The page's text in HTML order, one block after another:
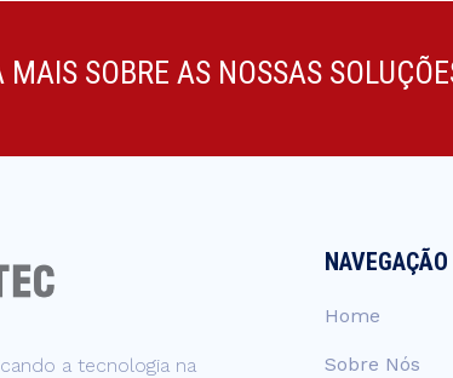
MAIS SOBRE AS NOSSAS
a tecnologia na
NAVEGAÇÃO
Home
Sobre Nós